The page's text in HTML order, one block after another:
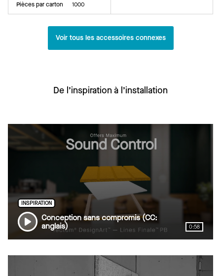
Pièces par carton
1000
Voir tous les accessoires connexes
De l’inspiration à l’installation
INSPIRATION
Conception sans compromis (CC:
anglais)
0:58